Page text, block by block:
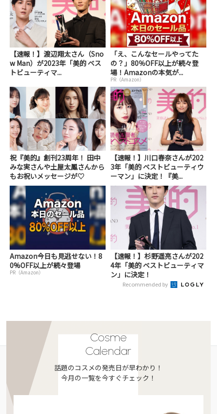
【速報！】渡辺翔太さん（Sno
w Man）が2023年「美的 ベス
トビューティマ...
「え、こんなセールやってた
の？」80％OFF以上が続々登
場！Amazonの本気が...
PR（Amazon）
祝『美的』創刊23周年！ 田中
みな実さんや土屋太鳳さんから
もお祝いメッセージが♡
【速報！】川口春奈さんが202
3年「美的 ベストビューティウ
ーマン」に決定！『美...
Amazon今日も見逃せない！8
0%OFF以上が続々登場
PR（Amazon）
【速報！】杉野遥亮さんが202
4年「美的 ベストビューティマ
ン」に決定！
Recommended by
Cosme
Calendar
話題のコスメの発売日が早わかり！
今月の一覧を今すぐチェック！